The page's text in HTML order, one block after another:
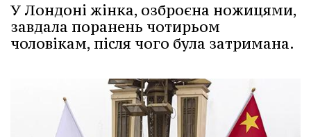
У Лондоні жінка, озброєна ножицями,
завдала поранень чотирьом
чоловікам, після чого була затримана.